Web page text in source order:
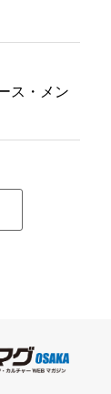
ス・メン